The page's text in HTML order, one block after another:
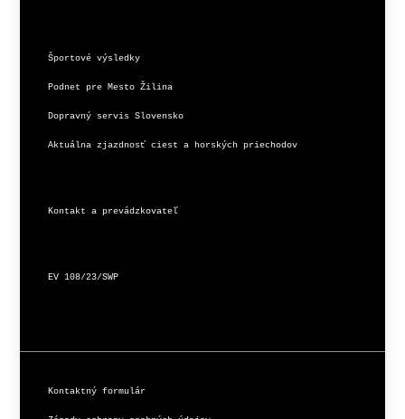
Športové výsledky
Podnet pre Mesto Žilina
Dopravný servis Slovensko
Aktuálna zjazdnosť ciest a horských priechodov
Kontakt a prevádzkovateľ
EV 108/23/SWP
Kontaktný formulár